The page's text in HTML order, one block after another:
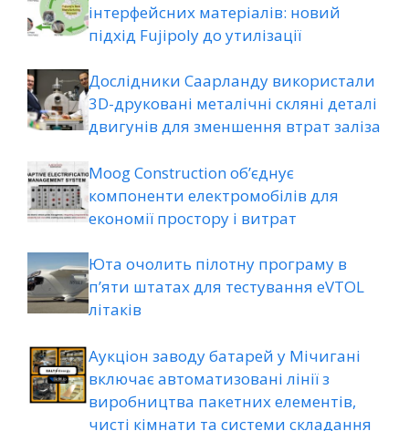
інтерфейсних матеріалів: новий
підхід Fujipoly до утилізації
Дослідники Саарланду використали
3D-друковані металічні скляні деталі
двигунів для зменшення втрат заліза
Moog Construction об’єднує
компоненти електромобілів для
економії простору і витрат
Юта очолить пілотну програму в
п’яти штатах для тестування eVTOL
літаків
Аукціон заводу батарей у Мічигані
включає автоматизовані лінії з
виробництва пакетних елементів,
чисті кімнати та системи складання